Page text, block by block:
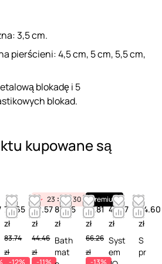
3,5 cm.
pierścieni: 4,5 cm, 5 cm, 5,5 cm,
blokadę i 5
blokad.
kupowane są
73.65
zł
83.74
zł
-12%
23 11 30
39.57
zł
44.46
zł
-11%
83.25
zł
Bath
mat
Premium
57.81
zł
66.26
zł
-13%
47.97
zł
Syst
em
24.60
zł
S
pr